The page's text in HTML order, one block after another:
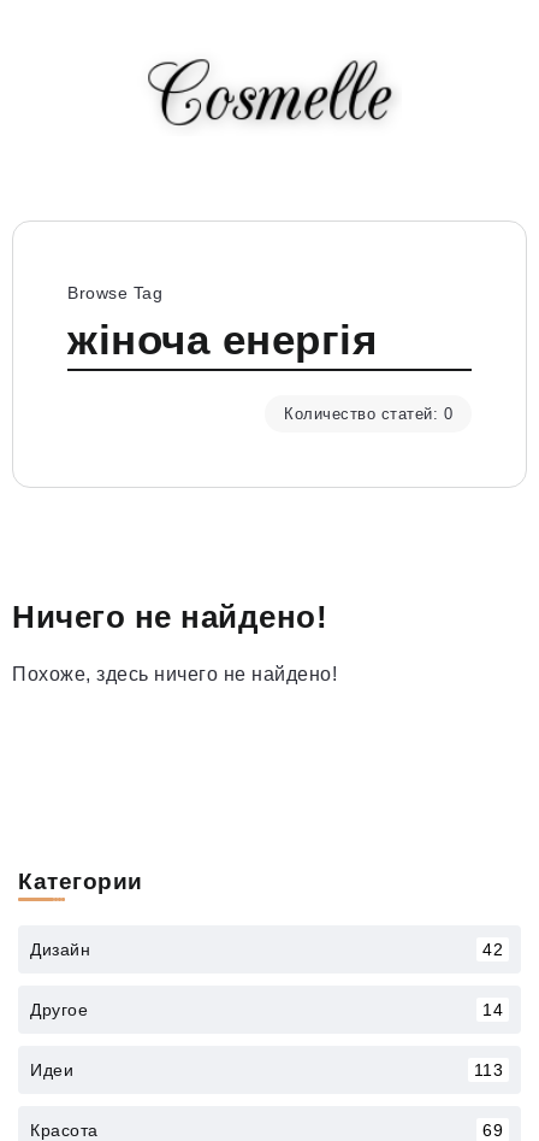
Browse Tag
жіноча енергія
Количество статей: 0
Ничего не найдено!
Похоже, здесь ничего не найдено!
Категории
Дизайн 42
Другое 14
Идеи 113
Красота 69